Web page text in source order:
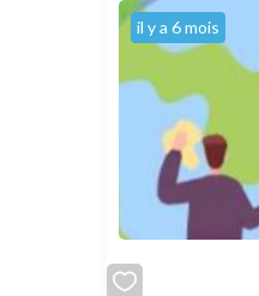
il y a 6 mois